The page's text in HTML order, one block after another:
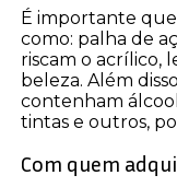
É importante
como: palha de
riscam o acrílico,
beleza. Além
contenham
tintas e outros,
Com quem